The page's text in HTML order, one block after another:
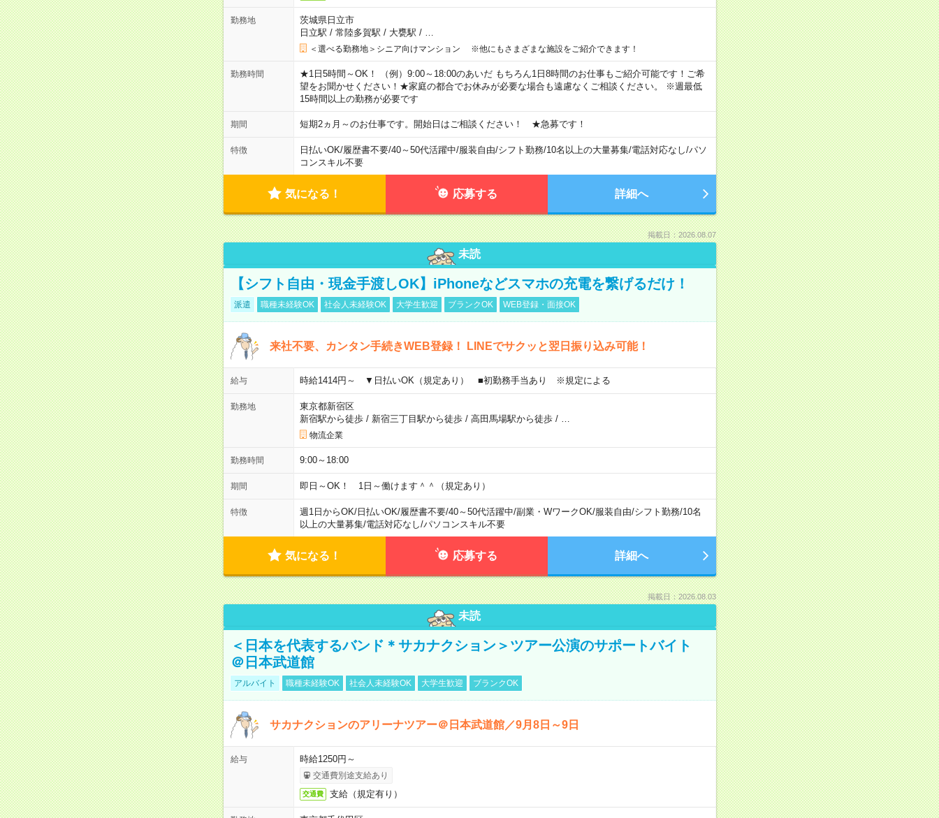
勤務地
茨城県日立市
日立駅 / 常陸多賀駅 / 大甕駅 /
＜選べる勤務地＞シニア向けマンション ※他にもさまざまな施設をご紹介できます！
勤務時間
★1日5時間～OK！ （例）9:00～18:00のあいだ もちろん1日8時間のお仕事もご紹介可能です！ご希
望をお聞かせください！★家庭の都合でお休みが必要な場合も遠慮なくご相談ください。 ※週最低
15時間以上の勤務が必要です
期間 短期2ヵ月～のお仕事です。開始日はご相談ください！ ★急募です！
特徴 日払いOK/履歴書不要/40～50代活躍中/服装自由/シフト勤務/10名以上の大量募集/電話対応なし/パソ
コンスキル不要
気になる！ 応募する 詳細へ
掲載日：2026.08.07
未読
【シフト自由・現金手渡しOK】iPhoneなどスマホの充電を繋げるだけ！
派遣 職種未経験OK 社会人未経験OK 大学生歓迎 ブランクOK WEB登録・面接OK
来社不要、カンタン手続きWEB登録！ LINEでサクッと翌日振り込み可能！
給与 時給1414円～ ▼日払いOK（規定あり） ■初勤務手当あり ※規定による
勤務地
東京都新宿区
新宿駅から徒歩/ 新宿三丁目駅から徒歩/ 高田馬場駅から徒歩/
物流企業
勤務時間 9:00～18:00
期間 即日～OK！ 1日～働けます＾＾（規定あり）
特徴 週1日からOK/日払いOK/履歴書不要/40～50代活躍中/副業・WワークOK/服装自由/シフト勤務/10名
以上の大量募集/電話対応なし/パソコンスキル不要
気になる！ 応募する 詳細へ
掲載日：2026.08.03
未読
＜日本を代表するバンド＊サカナクション＞ツアー公演のサポートバイト
＠日本武道館
アルバイト 職種未経験OK 社会人未経験OK 大学生歓迎 ブランクOK
サカナクションのアリーナツアー＠日本武道館／9月8日～9日
給与 時給1250円～
交通費別途支給あり
交通費 支給（規定有り）